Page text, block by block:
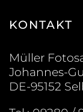
KONTAKT
Müller
Johannes-
DE-95152